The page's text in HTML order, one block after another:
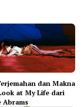
dan Makna
at My Life dari
Abrams